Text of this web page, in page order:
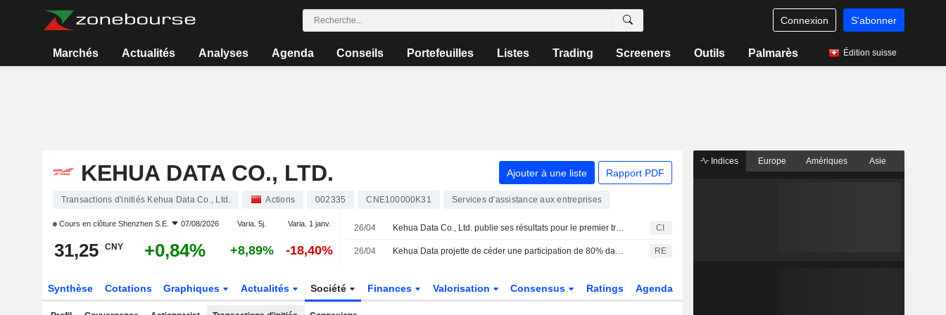
Connexion S'abonner
Marchés Actualités Analyses Agenda Conseils Portefeuilles Listes Trading Screeners Outils Palmarès Édition suisse
KEHUA DATA CO., LTD. Ajouter à une liste Rapport PDF
Transactions d'initiés Kehua Data Co., Ltd. Actions 002335 CNE100000K31 Services d'assistance aux entreprises
Cours en clôture Shenzhen S.E. 07/08/2026 Varia. 5j. Varia. 1 janv.
31,25 CNY +0,84% +8,89% -18,40%
26/04 Kehua Data Co., Ltd. publie ses résultats pour le premier trimestre clos le 31 mars 2026 CI
26/04 Kehua Data projette de céder une participation de 80% dans une filiale RE
Synthèse Cotations Graphiques Actualités Société Finances Valorisation Consensus Ratings Agenda
Indices Europe Amériques Asie